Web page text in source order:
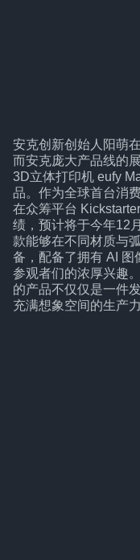
安克创新创始人阳萌
而安克庞大产品线的
3D立体打印机 eufy
品。作为全球首台消
在众筹平台
绩，预计将于今年12
款能够在不同材质与
备，配备了拥有 AI 图
参观者们的浓厚兴趣
的产品不仅仅是一件
充满想象空间的生产力